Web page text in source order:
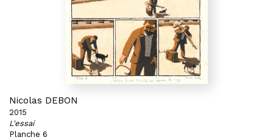
Nicolas DEBON
2015
L'essai
Planche 6